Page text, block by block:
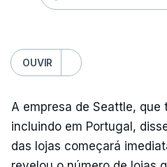
OUVIR
A empresa de Seattle, que
incluindo em Portugal,
das lojas começará